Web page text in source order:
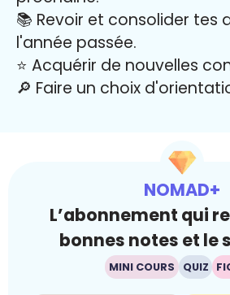
📚 Revoir et consolider tes
l'année passée.
⭐️ Acquérir de nouvelles
🔎 Faire un choix
NOMAD+
L’abonnement qui
bonnes notes et le
MINI COURS QUIZ